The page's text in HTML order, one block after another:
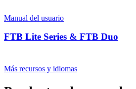
Manual del usuario
FTB Lite Series & FTB Duo
Más recursos y idiomas